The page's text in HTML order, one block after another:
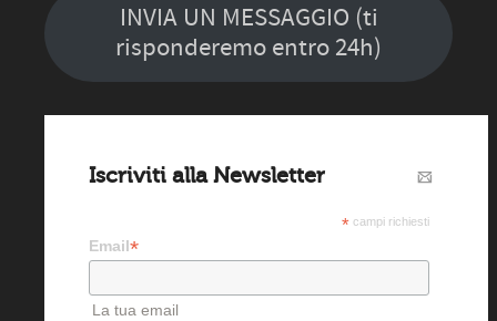
INVIA UN MESSAGGIO (ti
risponderemo entro 24h)
Iscriviti alla Newsletter
* campi richiesti
Email*
La tua email